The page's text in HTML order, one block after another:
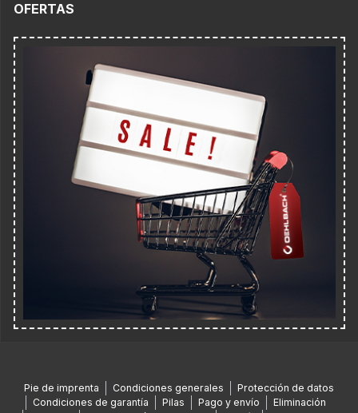
OFERTAS
Pie de imprenta Condiciones generales
Protección de datos
Condiciones de garantía
Pilas Pago y envío
Eliminación